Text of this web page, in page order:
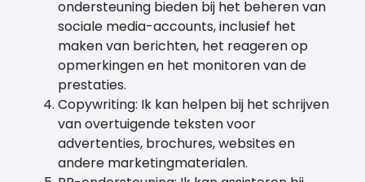
ondersteuning bieden bij het beheren van
sociale media-accounts, inclusief het
maken van berichten, het reageren op
opmerkingen en het monitoren van de
prestaties.
Copywriting: Ik kan helpen bij het schrijven
van overtuigende teksten voor
advertenties, brochures, websites en
andere marketingmaterialen.